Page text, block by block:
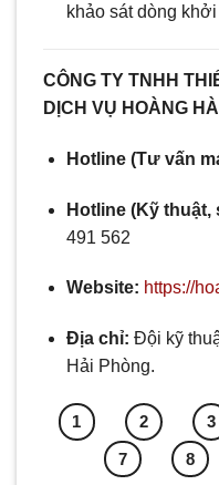
khảo sát dòng
CÔNG TY TNHH
DỊCH VỤ HOÀNG HÀ
Hotline (Tư vấn
Hotline (Kỹ
491 562
Website: https://
Địa chỉ: Đội kỹ
Hải Phòng.
1 2 3
7
8